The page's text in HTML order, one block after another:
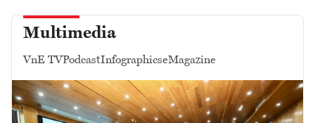
Multimedia
VnE TVPodcastInfographicseMagazine